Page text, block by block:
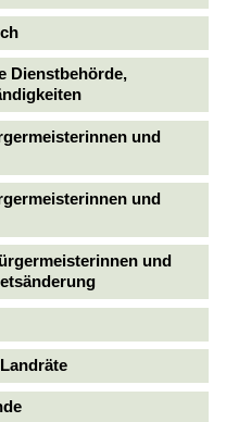
Dienstbehörde,
und
und
und